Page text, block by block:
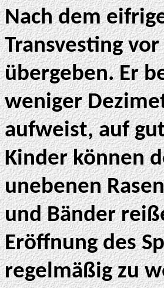
Nach dem
Transvesting
übergeben. Er
weniger
aufweist, auf
Kinder können
unebenen
und Bänder
Eröffnung des
regelmäßig zu